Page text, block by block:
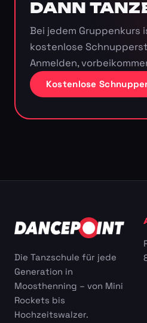
DANN
Bei jedem Gruppenkurs
kostenlose
Anmelden,
Kostenlose
Die Tanzschule für jede
Generation in
Moosthenning – von Mini
Rockets bis
Hochzeitswalzer.